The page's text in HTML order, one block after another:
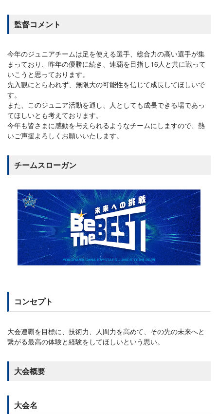
監督コメント
今年のジュニアチームは足を使える選手、総合力の高い選手が集
まっており、昨年の優勝に続き、連覇を目指し16人と共に戦って
いこうと思っております。
先入観にとらわれず、無限大の可能性を信じて成長してほしいで
す。
また、このジュニア活動を通し、人としても成長できる場であっ
てほしいとも考えております。
今年も皆さまに感動を与えられるようなチームにしますので、熱
いご声援よろしくお願いいたします。
チームスローガン
コンセプト
大会連覇を目標に、技術力、人間力を高めて、その先の未来へと
繋がる最高の体験と経験をしてほしいという思い。
大会概要
大会名